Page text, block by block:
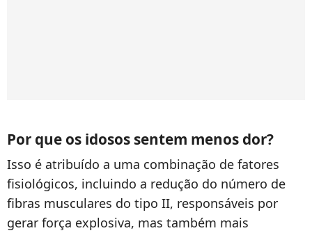
Por que os idosos sentem menos dor?
Isso é atribuído a uma combinação de fatores
fisiológicos, incluindo a redução do número de
fibras musculares do tipo II, responsáveis por
gerar força explosiva, mas também mais